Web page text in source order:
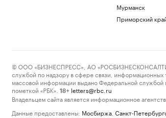
Мурманск
Приморский
© ООО «БИЗНЕСПРЕСС», АО
службой по надзору в сфере связи,
массовой информации выдано Федеральной
пометкой «РБК».
18+ letters@rbc.ru
Владельцем сайта является информационное
Данные предоставлены: Мосбиржа Санкт-